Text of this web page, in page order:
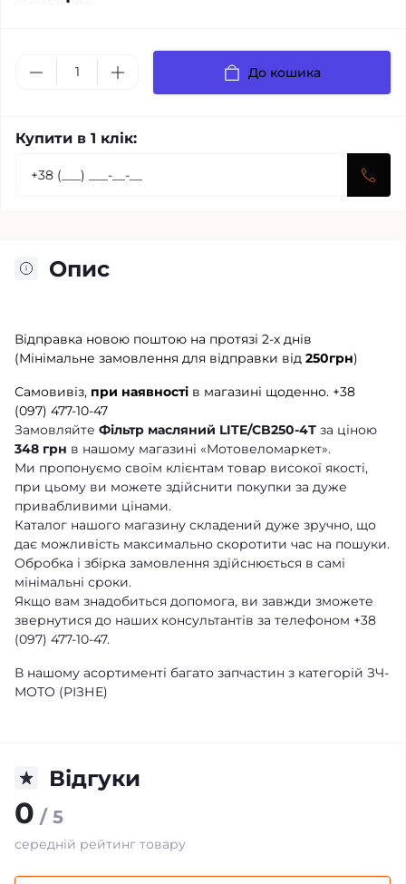
До кошика
Купити в 1 клік:
Опис
Відправка новою поштою на протязі 2-х днів
(Мінімальне замовлення для відправки від 250грн)
Самовивіз, при наявності в магазині щоденно. +38
(097) 477-10-47
Замовляйте Фільтр масляний LITE/CB250-4Т за ціною
348 грн в нашому магазині «Мотовеломаркет».
Ми пропонуємо своїм клієнтам товар високої якості,
при цьому ви можете здійснити покупки за дуже
привабливими цінами.
Каталог нашого магазину складений дуже зручно, що
дає можливість максимально скоротити час на пошуки.
Обробка і збірка замовлення здійснюється в самі
мінімальні сроки.
Якщо вам знадобиться допомога, ви завжди зможете
звернутися до наших консультантів за телефоном +38
(097) 477-10-47.
В нашому асортименті багато запчастин з категорій ЗЧ-
МОТО (РІЗНЕ)
Відгуки
0 / 5
середній рейтинг товару